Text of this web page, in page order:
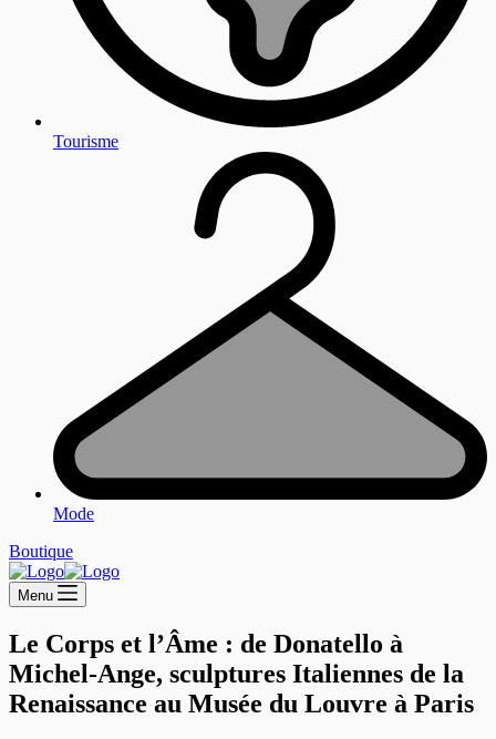
Tourisme
Mode
Boutique
Menu
Le Corps et l’Âme : de Donatello à
Michel-Ange, sculptures Italiennes de la
Renaissance au Musée du Louvre à Paris